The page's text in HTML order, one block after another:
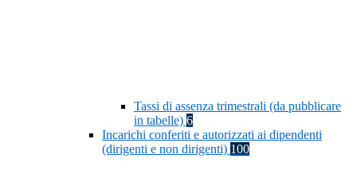
Tassi di assenza trimestrali (da pubblicare
in tabelle) 6
Incarichi conferiti e autorizzati ai dipendenti
(dirigenti e non dirigenti) 100